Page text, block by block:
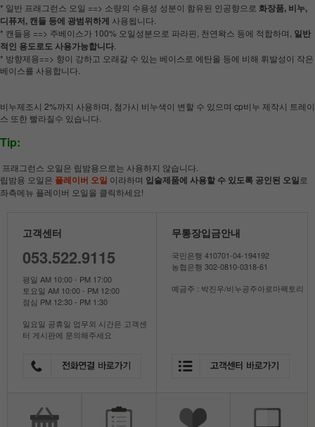
* 일반 프래그런스 오일 ==> 소량의 수용성 성분이 함유된 인공향으로 화장품, 비누,
디퓨저, 캔들 등에 광범위하게 사용됩니다.
* 캔들용 ==> 주베이스가 100% 오일성분으로 파라핀, 천연왁스 등에 적합하며, 일반
적인 용도로도 사용가능합니다
* 방향제용==> 향이 강하고 오래갈 수 있는 베이스로 에탄올 등에 비해 휘발성이 작은
베이스를 사용합니다.
비누제조시 2%까지 사용하며, 첨가시 비누색이 변할 수 있으며 cp비누 제작시 트레이
스 또한 빨라질수 있습니다.
Tip:
프래그런스 오일은 립밤용으로는 사용하지 않습니다.
립밤용 오일은 플레이버 오일 이라하며 입술제품에 사용할 수 있도록 공인된 오일로
좌측메뉴 플레이버 오일을 클릭하세요!
고객센터
053.522.9115
평일 AM 10:00 - PM 17:00
토요일 AM 10:00 - PM 12:00
점심 PM 12:30 - PM 1:30
일요일 공휴일 업무외 시간은 고객센
터 게시판에 문의해주세요
무통장입금안내
국민은행 410701-04-194192
농협은행 302-0810-0318-61
예금주 : 박진우/비누공주아로마팩토리